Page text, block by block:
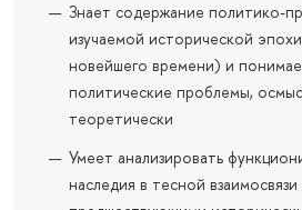
Знает содержание политико-
изучаемой исторической
новейшего времени) и
политические проблемы,
теоретически
Умеет анализировать
наследия в тесной взаимосвязи